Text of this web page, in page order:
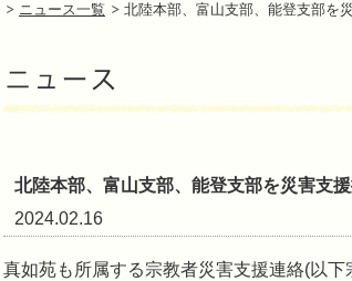
ニュース一覧 北陸本部、富山支部、能登支部を
北陸本部、富山支部、能登支部を災害支
2024.02.16
真如苑も所属する宗教者災害支援連絡(以